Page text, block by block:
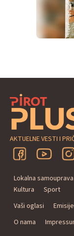
AKTUELNE VESTI I
Lokalna samouprava
Kultura
Sport
Vaši oglasi
Emisije
O nama